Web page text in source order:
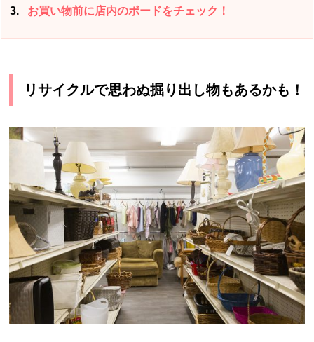
3 お買い物前に店内のボードをチェック！
リサイクルで思わぬ掘り出し物もあるかも！